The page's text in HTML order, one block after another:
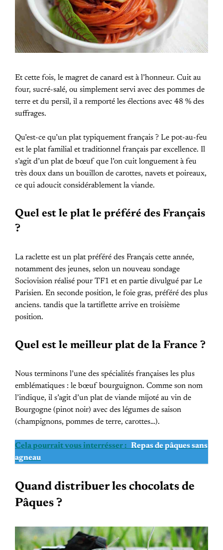
Et cette fois, le magret de canard est à l’honneur. Cuit au
four, sucré-salé, ou simplement servi avec des pommes de
terre et du persil, il a remporté les élections avec 48 % des
suffrages.
Qu’est-ce qu’un plat typiquement français ? Le pot-au-feu
est le plat familial et traditionnel français par excellence. Il
s’agit d’un plat de bœuf que l’on cuit longuement à feu
très doux dans un bouillon de carottes, navets et poireaux,
ce qui adoucit considérablement la viande.
Quel est le plat le préféré des Français
?
La raclette est un plat préféré des Français cette année,
notamment des jeunes, selon un nouveau sondage
Sociovision réalisé pour TF1 et en partie divulgué par Le
Parisien. En seconde position, le foie gras, préféré des plus
anciens. tandis que la tartiflette arrive en troisième
position.
Quel est le meilleur plat de la France ?
Nous terminons l’une des spécialités françaises les plus
emblématiques : le bœuf bourguignon. Comme son nom
l’indique, il s’agit d’un plat de viande mijoté au vin de
Bourgogne (pinot noir) avec des légumes de saison
(champignons, pommes de terre, carottes…).
Cela pourrait vous interrésser : Repas de pâques sans
agneau
Quand distribuer les chocolats de
Pâques ?